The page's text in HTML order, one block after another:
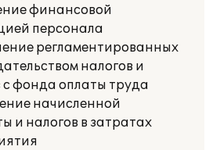
финансовой
персонала
регламентированных
налогов и
с фонда оплаты труда
начисленной
и налогов в затратах